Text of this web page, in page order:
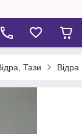
Тази Відра